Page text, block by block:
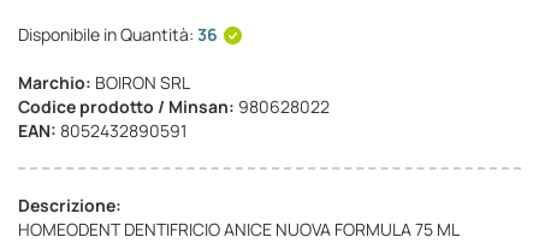
Disponibile in Quantità: 36
Marchio: BOIRON SRL
Codice prodotto / Minsan: 980628022
EAN: 8052432890591
Descrizione:
HOMEODENT DENTIFRICIO ANICE NUOVA FORMULA 75 ML